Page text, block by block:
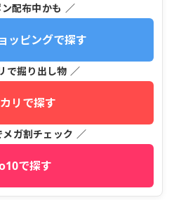
配布中かも ／
ッピングで探す
で掘り出し物 ／
リで探す
ガ割チェック ／
で探す